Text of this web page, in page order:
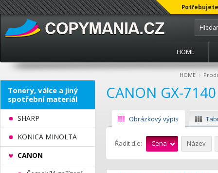
HOME
HOME ›
CANON GX-7140
Obrázkový výpis
Řadit dle: Cena Název
Tonery, válce a jiný
spotřební materiál
SHARP
KONICA MINOLTA
CANON